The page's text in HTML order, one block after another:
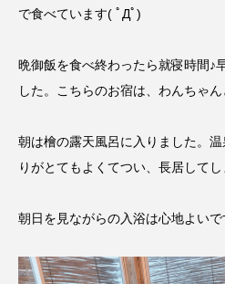
で食べています( ﾟДﾟ)
晩御飯を食べ終わったら就寝時間♪
した。こちらのお宿は、わんちゃ
朝は檜の露天風呂に入りました。
りがとてもよくてつい、長居してし
朝日を見ながらの入浴は心地よいで